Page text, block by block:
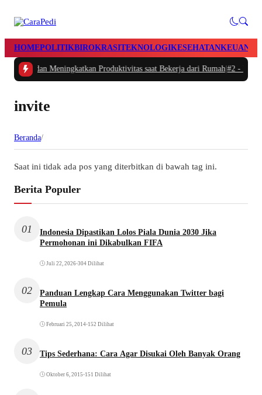
HOMEPOLITIKBIROKRASITEKNOLOGIKESEHATAN
Waktu dan Meningkatkan Produktivitas saat Bekerja dari Rumah|#2 -
invite
Beranda/
Saat ini tidak ada pos yang diterbitkan di bawah tag ini.
Berita Populer
01
Indonesia Dipastikan Lolos Piala Dunia 2030 Jika
Permohonan ini Dikabulkan FIFA
Juli 22, 2026•304 Dilihat
02
Panduan Lengkap Cara Menggunakan Twitter bagi
Pemula
Februari 25, 2014•152 Dilihat
03 Tips Sederhana: Cara Agar Disukai Oleh Banyak Orang
Oktober 6, 2015 •151 Dilihat